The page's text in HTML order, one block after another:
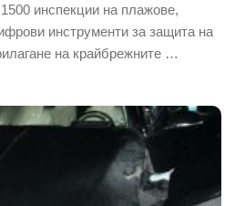
инспекции на плажове,
инструменти за защита на
на крайбрежните …